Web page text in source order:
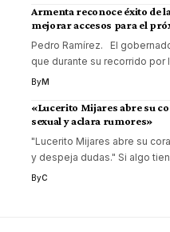
Armenta reconoce éxito de
mejorar accesos para el
Pedro Ramírez. El
que durante su recorrido por
ByM
«Lucerito Mijares abre su
sexual y aclara rumores»
"Lucerito Mijares abre su
y despeja dudas." Si algo
ByC